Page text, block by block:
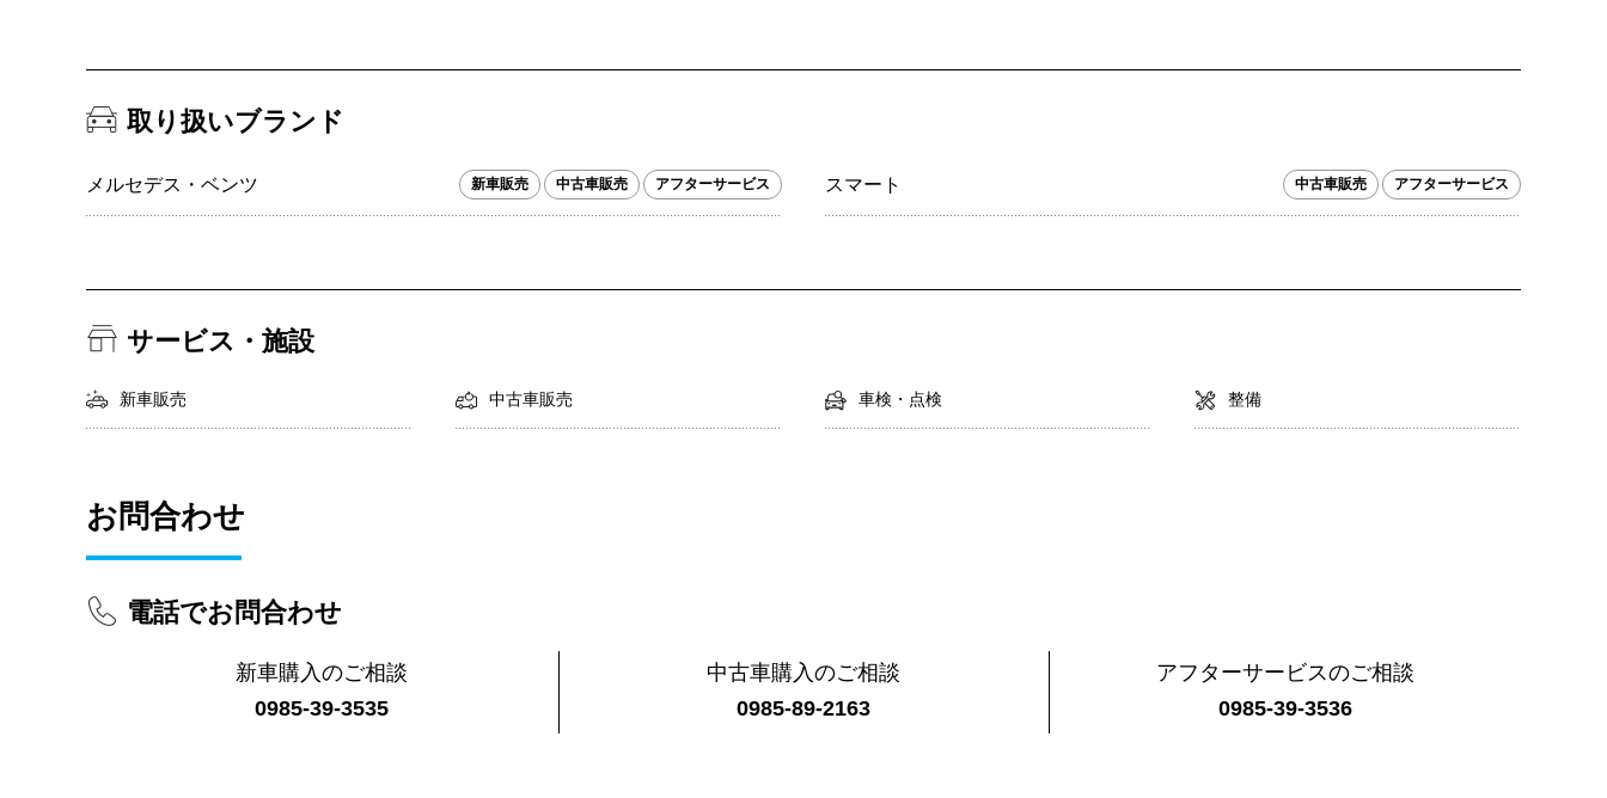
取り扱いブランド
メルセデス・ベンツ 新車販売 中古車販売 アフターサービス スマート 中古車販売 アフターサービス
サービス・施設
新車販売 中古車販売 車検・点検 整備
お問合わせ
電話でお問合わせ
新車購入のご相談
0985-39-3535
中古車購入のご相談
0985-89-2163
アフターサービスのご相談
0985-39-3536